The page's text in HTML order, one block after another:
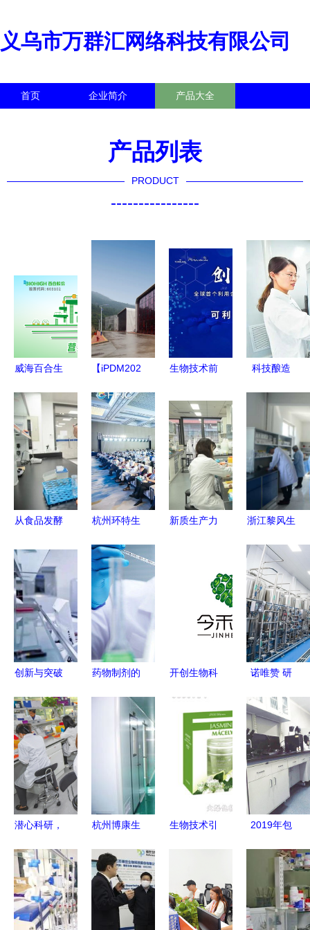
义乌市万群汇网络科技有限公司
首页 企业简介 产品大全
产品列表
PRODUCT
----------------
威海百合生
_营养保健
食品数字化
智能工厂_
新闻中心
【iPDM2021】
期名单曝
光,这10家
头部工厂都
来了
生物技术前
式发布可利
霉素‘必
特’，为肿
瘤患者感染
治疗带来新
希望
科技酿造
亿元研发觉
醒与通信技
术新创想
从食品发酵
安琪集团科
技赋能抢跑
新赛道
杭州环特生
以通信技术
开发赋能生
物科技新未
新质生产力
合成生物制
造产业创新
发展之生物
浙江黎风生
学研发，引
领生物活性
肽的广阔前
景
创新与突破
药企业以技
术击破‘卡
脖子’难题
药物制剂的
器 生物技
术引领新药
创制革命
开创生物科
前沿研发驱
动未来健康
诺唯赞 研
齐下，生物
领域一
路“狂飙”
潜心科研，
业“芯”与通
信技术开发
的双重革命
杭州博康生
信技术开发
领域的创新
探索
生物技术引
宝莉的研发
之路
2019年包
技进展